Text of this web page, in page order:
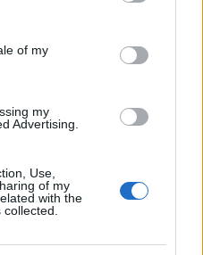
and its third-party tags to
purposes in below Google
of my
my
Advertising.
Use,
of my
with the
az EU-ban
új
szabvány